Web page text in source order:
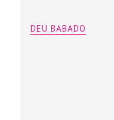
DEU BABADO